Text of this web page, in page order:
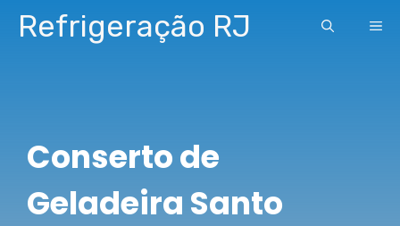
Pular
paraRefrigeração RJ
Conserto de
Geladeira Santo